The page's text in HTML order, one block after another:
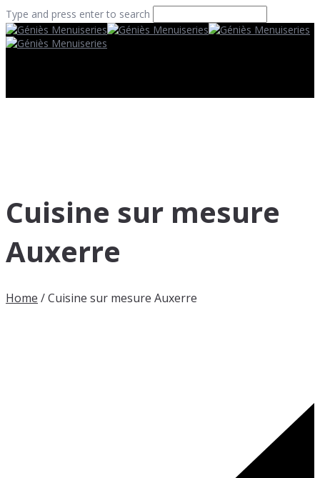
Type and press enter to search
Cuisine sur mesure
Auxerre
Home /Cuisine sur mesure Auxerre